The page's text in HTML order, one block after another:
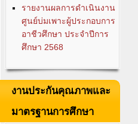
รายงานผลการดำเนินงาน
ศูนย์บ่มเพาะผู้ประกอบการ
อาชีวศึกษา ประจำปีการ
ศึกษา 2568
งานประกันคุณภาพและ
มาตรฐานการศึกษา